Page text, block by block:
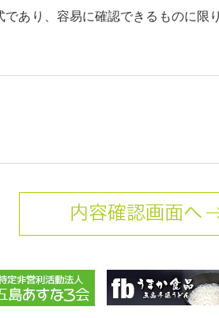
あり、容易に確認できるものに限り